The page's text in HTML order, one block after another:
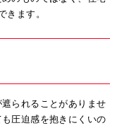
きます。
られることがありませ
圧迫感を抱きにくいの